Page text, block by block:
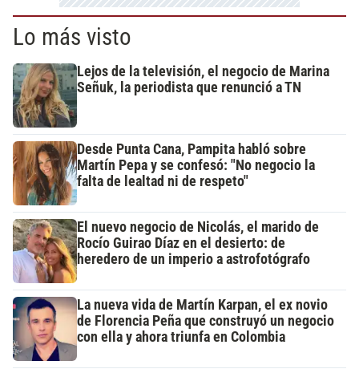
Lo más visto
Lejos de la televisión, el negocio de Marina
Señuk, la periodista que renunció a TN
Desde Punta Cana, Pampita habló sobre
Martín Pepa y se confesó: "No negocio la
falta de lealtad ni de respeto"
El nuevo negocio de Nicolás, el marido de
Rocío Guirao Díaz en el desierto: de
heredero de un imperio a astrofotógrafo
La nueva vida de Martín Karpan, el ex novio
de Florencia Peña que construyó un negocio
con ella y ahora triunfa en Colombia